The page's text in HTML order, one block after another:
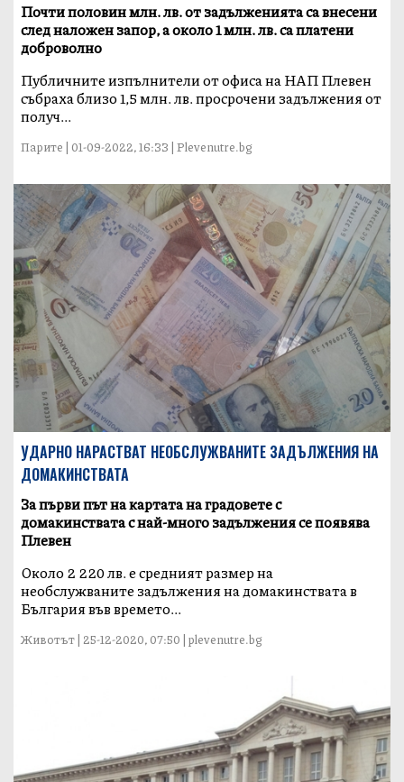
Почти половин млн. лв. от задълженията са внесени
след наложен запор, а около 1 млн. лв. са платени
доброволно
Публичните изпълнители от офиса на НАП Плевен
събраха близо 1,5 млн. лв. просрочени задължения от
получ...
Парите | 01-09-2022, 16:33 | Plevenutre.bg
УДАРНО НАРАСТВАТ НЕОБСЛУЖВАНИТЕ ЗАДЪЛЖЕНИЯ НА
ДОМАКИНСТВАТА
За първи път на картата на градовете с
домакинствата с най-много задължения се появява
Плевен
Около 2 220 лв. е средният размер на
необслужваните задължения на домакинствата в
България във времето...
Животът | 25-12-2020, 07:50 | plevenutre.bg